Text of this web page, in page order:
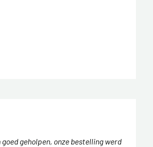
geholpen, onze bestelling werd